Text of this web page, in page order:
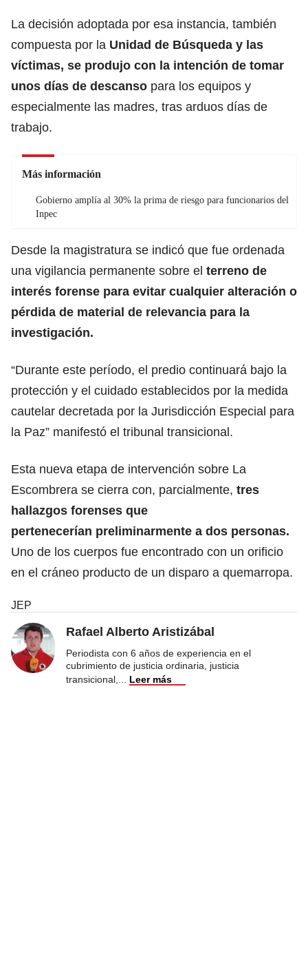
La decisión adoptada por esa instancia, también
compuesta por la Unidad de Búsqueda y las
víctimas, se produjo con la intención de tomar
unos días de descanso para los equipos y
especialmente las madres, tras arduos días de
trabajo.
Más información
Gobierno amplía al 30% la prima de riesgo para funcionarios del
Inpec
Desde la magistratura se indicó que fue ordenada
una vigilancia permanente sobre el terreno de
interés forense para evitar cualquier alteración o
pérdida de material de relevancia para la
investigación.
“Durante este período, el predio continuará bajo la
protección y el cuidado establecidos por la medida
cautelar decretada por la Jurisdicción Especial para
la Paz” manifestó el tribunal transicional.
Esta nueva etapa de intervención sobre La
Escombrera se cierra con, parcialmente, tres
hallazgos forenses que
pertenecerían preliminarmente a dos personas.
Uno de los cuerpos fue encontrado con un orificio
en el cráneo producto de un disparo a quemarropa.
JEP
Rafael Alberto Aristizábal
Periodista con 6 años de experiencia en el
cubrimiento de justicia ordinaria, justicia
transicional,
Leer más